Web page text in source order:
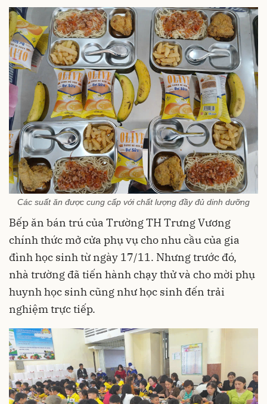
Các suất ăn được cung cấp với chất lượng đầy đủ dinh dưỡng
Bếp ăn bán trú của Trường TH Trưng Vương
chính thức mở cửa phụ vụ cho nhu cầu của gia
đình học sinh từ ngày 17/11. Nhưng trước đó,
nhà trường đã tiến hành chạy thử và cho mời phụ
huynh học sinh cũng như học sinh đến trải
nghiệm trực tiếp.